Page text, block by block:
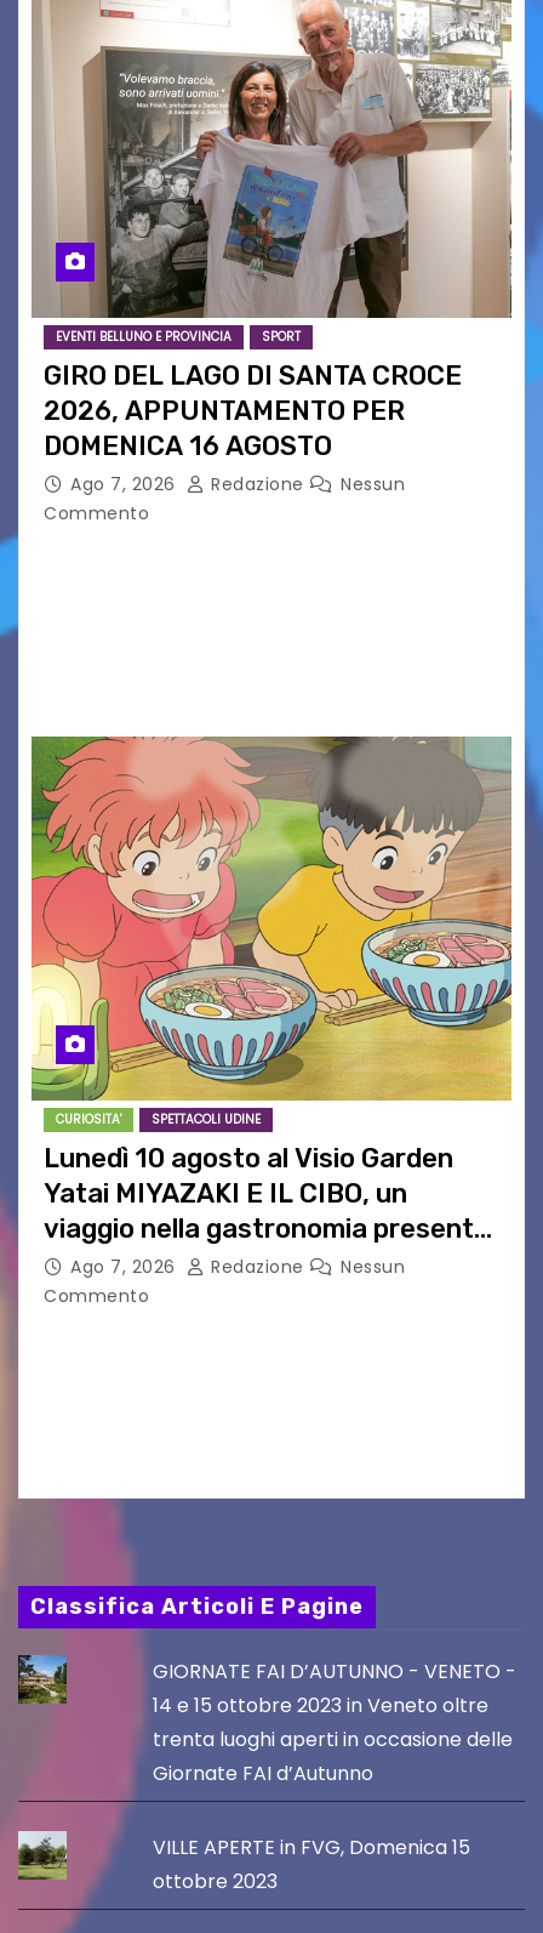
EVENTI BELLUNO E PROVINCIA SPORT
GIRO DEL LAGO DI SANTA CROCE
2026, APPUNTAMENTO PER
DOMENICA 16 AGOSTO
Ago 7, 2026 Redazione
Nessun
Commento
CURIOSITA' SPETTACOLI UDINE
Lunedì 10 agosto al Visio Garden
Yatai MIYAZAKI E IL CIBO, un
viaggio nella gastronomia presente
nei film di Hayao Miyazaki!
Ago 7, 2026 Redazione
Nessun
Commento
Classifica Articoli E Pagine
GIORNATE FAI D’AUTUNNO - VENETO -
14 e 15 ottobre 2023 in Veneto oltre
trenta luoghi aperti in occasione delle
Giornate FAI d’Autunno
VILLE APERTE in FVG, Domenica 15
ottobre 2023